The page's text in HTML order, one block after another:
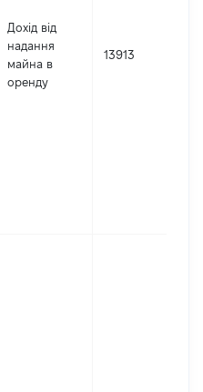
Дохід від
надання
майна в
оренду
13913